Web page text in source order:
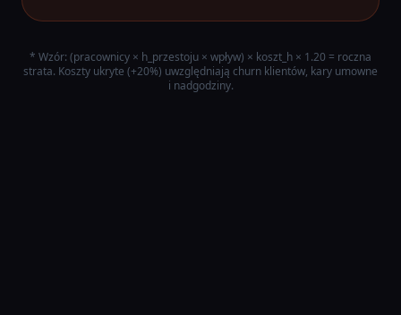
* Wzór: (pracownicy × h_przestoju × wpływ) × koszt_h × 1.20 = roczna
strata. Koszty ukryte (+20%) uwzględniają churn klientów, kary umowne
i nadgodziny.